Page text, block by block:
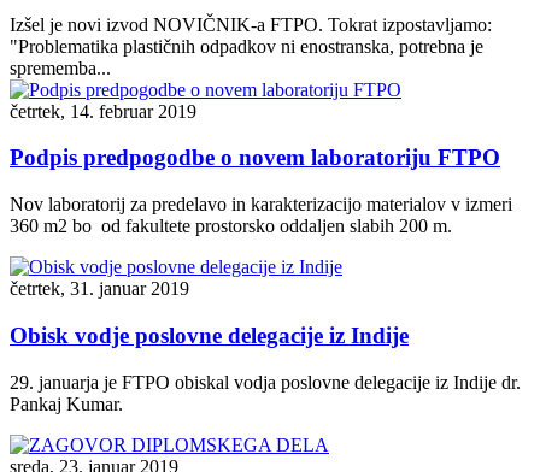
Izšel je novi izvod NOVIČNIK-a FTPO. Tokrat izpostavljamo:
"Problematika plastičnih odpadkov ni enostranska, potrebna je
sprememba...
četrtek, 14. februar 2019
Podpis predpogodbe o novem laboratoriju FTPO
Nov laboratorij za predelavo in karakterizacijo materialov v izmeri
360 m2 bo od fakultete prostorsko oddaljen slabih 200 m.
četrtek, 31. januar 2019
Obisk vodje poslovne delegacije iz Indije
29. januarja je FTPO obiskal vodja poslovne delegacije iz Indije dr.
Pankaj Kumar.
sreda, 23. januar 2019